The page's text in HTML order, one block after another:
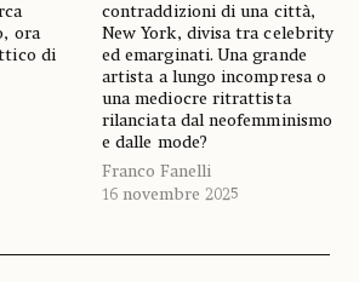
ora
di
contraddizioni di una città,
New York, divisa tra celebrity
ed emarginati. Una grande
artista a lungo incompresa o
una mediocre ritrattista
rilanciata dal neofemminismo
e dalle mode?
Franco Fanelli
16 novembre 2025